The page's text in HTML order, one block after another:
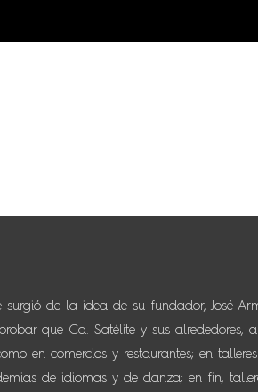
surgió de la idea de su fundador, José
que Cd. Satélite y sus alrededores,
en comercios y restaurantes; en
de idiomas y de danza; en fin,